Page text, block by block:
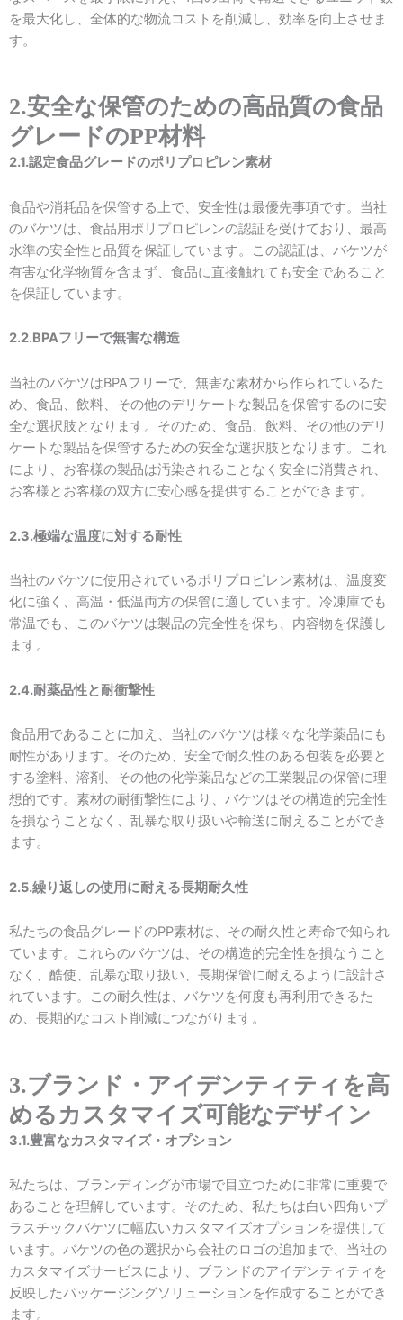
を最大化し、全体的な物流コストを削減し、効率を向上させま
す。
2.安全な保管のための高品質の食品
グレードのPP材料
2.1.認定食品グレードのポリプロピレン素材
食品や消耗品を保管する上で、安全性は最優先事項です。当社
のバケツは、食品用ポリプロピレンの認証を受けており、最高
水準の安全性と品質を保証しています。この認証は、バケツが
有害な化学物質を含まず、食品に直接触れても安全であること
を保証しています。
2.2.BPAフリーで無害な構造
当社のバケツはBPAフリーで、無害な素材から作られているた
め、食品、飲料、その他のデリケートな製品を保管するのに安
全な選択肢となります。そのため、食品、飲料、その他のデリ
ケートな製品を保管するための安全な選択肢となります。これ
により、お客様の製品は汚染されることなく安全に消費され、
お客様とお客様の双方に安心感を提供することができます。
2.3.極端な温度に対する耐性
当社のバケツに使用されているポリプロピレン素材は、温度変
化に強く、高温・低温両方の保管に適しています。冷凍庫でも
常温でも、このバケツは製品の完全性を保ち、内容物を保護し
ます。
2.4.耐薬品性と耐衝撃性
食品用であることに加え、当社のバケツは様々な化学薬品にも
耐性があります。そのため、安全で耐久性のある包装を必要と
する塗料、溶剤、その他の化学薬品などの工業製品の保管に理
想的です。素材の耐衝撃性により、バケツはその構造的完全性
を損なうことなく、乱暴な取り扱いや輸送に耐えることができ
ます。
2.5.繰り返しの使用に耐える長期耐久性
私たちの食品グレードのPP素材は、その耐久性と寿命で知られ
ています。これらのバケツは、その構造的完全性を損なうこと
なく、酷使、乱暴な取り扱い、長期保管に耐えるように設計さ
れています。この耐久性は、バケツを何度も再利用できるた
め、長期的なコスト削減につながります。
3.ブランド・アイデンティティを高
めるカスタマイズ可能なデザイン
3.1.豊富なカスタマイズ・オプション
私たちは、ブランディングが市場で目立つために非常に重要で
あることを理解しています。そのため、私たちは白い四角いプ
ラスチックバケツに幅広いカスタマイズオプションを提供して
います。バケツの色の選択から会社のロゴの追加まで、当社の
カスタマイズサービスにより、ブランドのアイデンティティを
反映したパッケージングソリューションを作成することができ
ます。